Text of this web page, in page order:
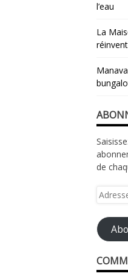
l’eau
La
de
Adresse
mail